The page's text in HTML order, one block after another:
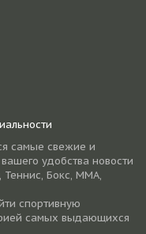
самые свежие и
удобства новости
Теннис, Бокс, ММА,
спортивную
самых выдающихся